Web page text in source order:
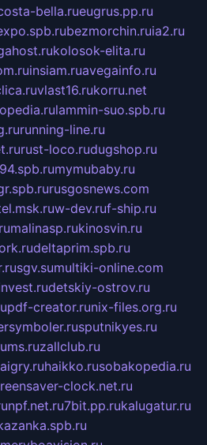
bella.rueugrus.pp.ru
bezmorchin.ruia2.ru
kolosok-elita.ru
insiam.ruavegainfo.ru
vlast16.rukorru.net
lammin-suo.spb.ru
running-line.ru
rust-loco.rudugshop.ru
mymubaby.ru
rusgosnews.com
w-dev.ruf-ship.ru
malinasp.rukinosvin.ru
deltaprim.spb.ru
sgv.sumultiki-online.com
detskiy-ostrov.ru
pdf-creator.runix-files.org.ru
sputnikyes.ru
zallclub.ru
haikko.rusobakopedia.ru
clock.net.ru
npf.net.ru7bit.pp.rukalugatur.ru